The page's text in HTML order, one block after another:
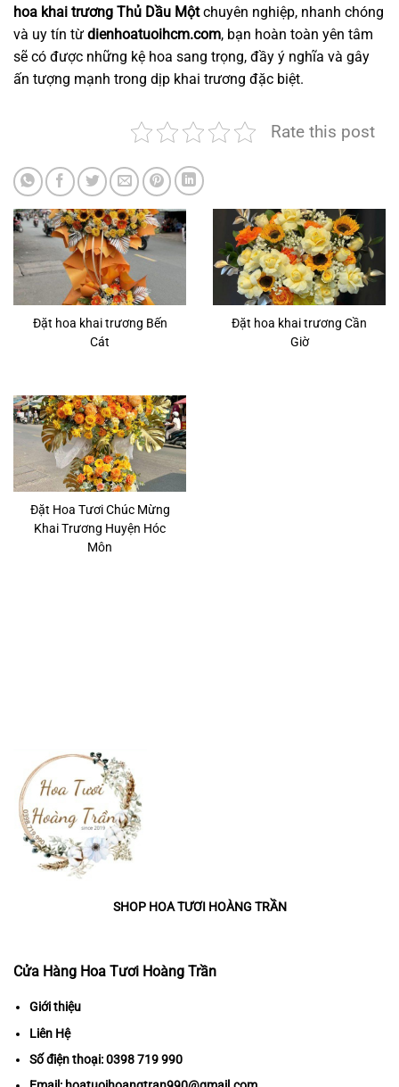
hoa khai trương Thủ Dầu Mộtchuyên nghiệp, nhanh chóng
và uy tín từ dienhoatuoihcm.com, bạn hoàn toàn yên tâm
sẽ có được những kệ hoa sang trọng, đầy ý nghĩa và gây
ấn tượng mạnh trong dịp khai trương đặc biệt.
Rate this post
Đặt hoa khai trương Bến
Cát
Đặt hoa khai trương Cần
Giờ
Đặt Hoa Tươi Chúc Mừng
Khai Trương Huyện Hóc
Môn
SHOP HOA TƯƠI HOÀNG TRẦN
Cửa Hàng Hoa Tươi Hoàng Trần
Giới thiệu
Liên Hệ
Số điện thoại:0398 719 990